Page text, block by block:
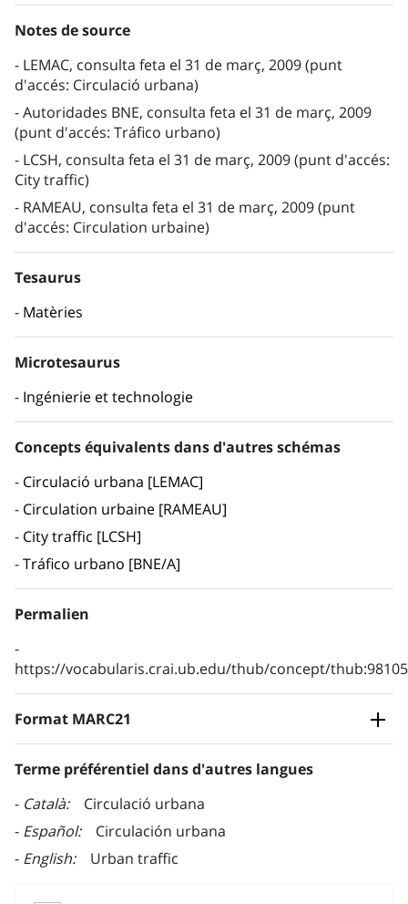
Notes de source
LEMAC, consulta feta el 31 de març, 2009 (punt
d'accés: Circulació urbana)
Autoridades BNE, consulta feta el 31 de març, 2009
(punt d'accés: Tráfico urbano)
LCSH, consulta feta el 31 de març, 2009 (punt d'accés:
City traffic)
RAMEAU, consulta feta el 31 de març, 2009 (punt
d'accés: Circulation urbaine)
Tesaurus
Matèries
Microtesaurus
Ingénierie et technologie
Concepts équivalents dans d'autres schémas
Circulació urbana [LEMAC]
Circulation urbaine [RAMEAU]
City traffic [LCSH]
Tráfico urbano [BNE/A]
Permalien
https://vocabularis.crai.ub.edu/thub/concept/
Format MARC21
Terme préférentiel dans d'autres langues
Català
Circulació urbana
Español
Circulación urbana
English
Urban traffic